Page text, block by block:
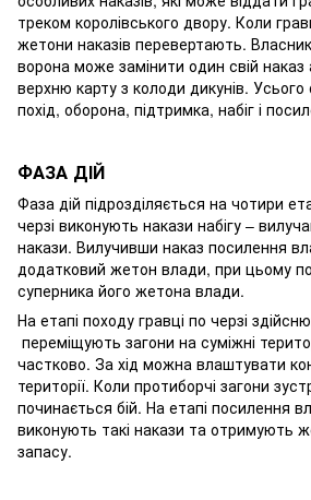
треком королівського двору. Коли
жетони наказів перевертають.
ворона може замінити один свій наказ
верхню карту з колоди дикунів. Усього
похід, оборона, підтримка, набіг і
ФАЗА ДІЙ
Фаза дій підрозділяється на чотири
черзі виконують накази набігу –
накази. Вилучивши наказ посилення
додатковий жетон влади, при цьому
суперника його жетона влади.
На етапі походу гравці по черзі
переміщують загони на суміжні
частково. За хід можна влаштувати
території. Коли протиборчі загони
починається бій. На етапі посилення
виконують такі накази та отримують
запасу.